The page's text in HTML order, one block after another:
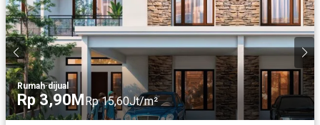
Rumah·dijual
Rp 3,90MRp 15,60Jt/m²